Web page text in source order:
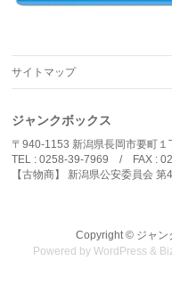
サイトマップ
ジャンクボックス
〒940-1153 新潟県長岡市要町１
TEL : 0258-39-7969 / FAX :
【古物商】 新潟県公安委員会
Copyright © ジャン
Powered byWordPress &